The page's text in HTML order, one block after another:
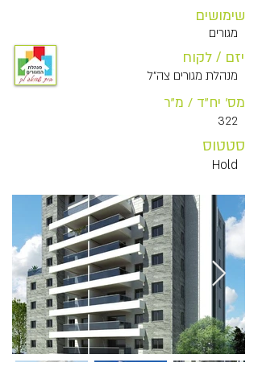
מגורים
שימושים
מנהלת מגורים צה"ל
יזם / לקוח
322
מס' יח"ד / מ"ר
Hold
סטטוס